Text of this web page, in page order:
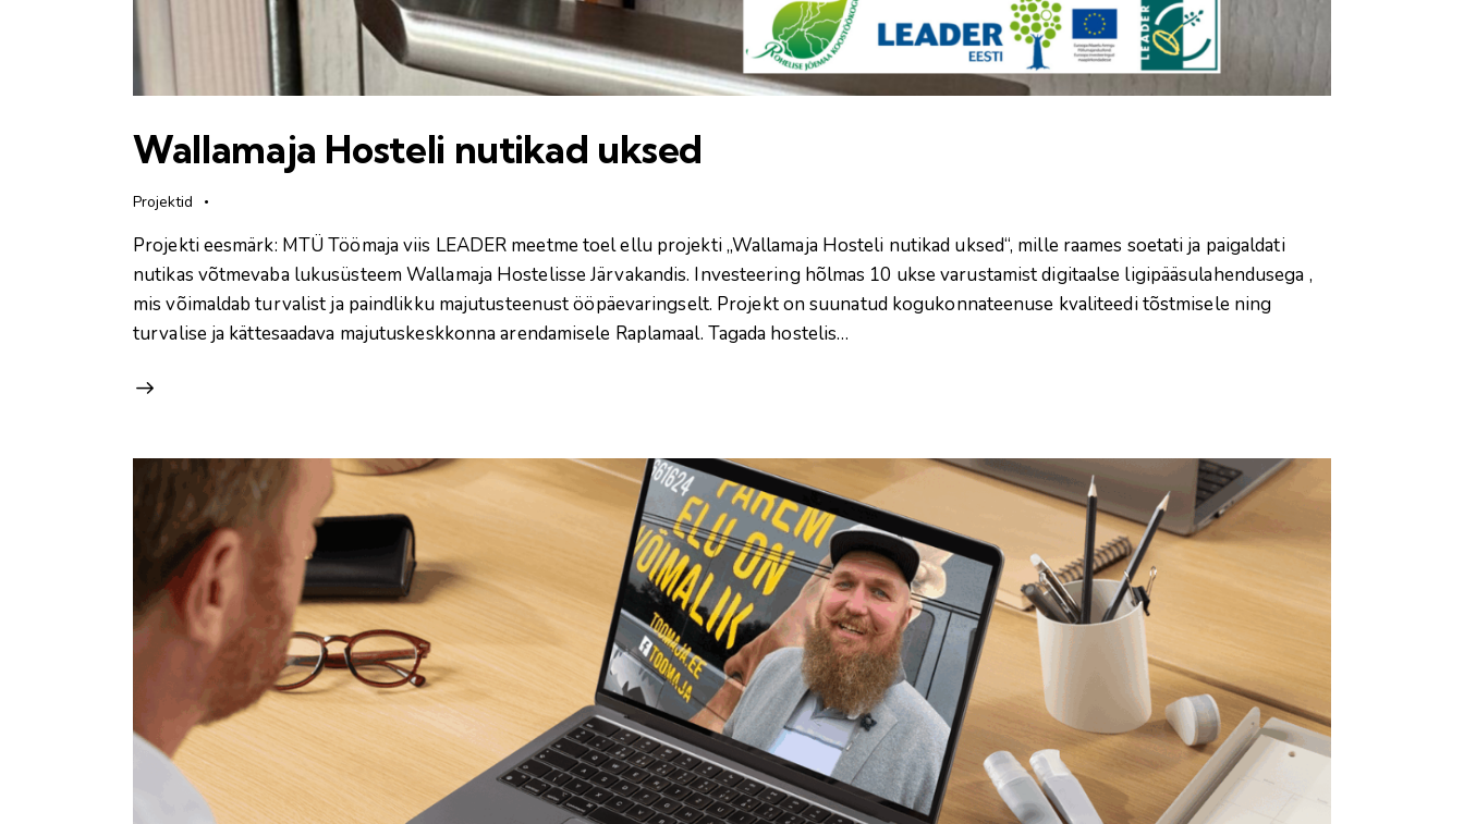
Wallamaja Hosteli nutikad uksed
Projektid
Projekti eesmärk: MTÜ Töömaja viis LEADER meetme toel ellu projekti „Wallamaja Hosteli nutikad uksed“, mille raames soetati ja paigaldati
nutikas võtmevaba lukusüsteem Wallamaja Hostelisse Järvakandis. Investeering hõlmas 10 ukse varustamist digitaalse ligipääsulahendusega ,
mis võimaldab turvalist ja paindlikku majutusteenust ööpäevaringselt. Projekt on suunatud kogukonnateenuse kvaliteedi tõstmisele ning
turvalise ja kättesaadava majutuskeskkonna arendamisele Raplamaal. Tagada hostelis…